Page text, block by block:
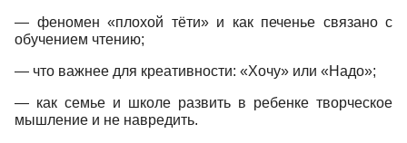
— феномен «плохой тёти» и как печенье связано с
обучением чтению;
— что важнее для креативности: «Хочу» или «Надо»;
— как семье и школе развить в ребенке творческое
мышление и не навредить.